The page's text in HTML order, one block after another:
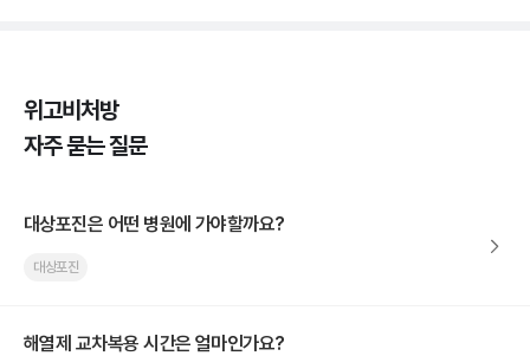
위고비처방
자주 묻는 질문
대상포진은 어떤 병원에 가야할까요?
대상포진
해열제 교차복용 시간은 얼마인가요?